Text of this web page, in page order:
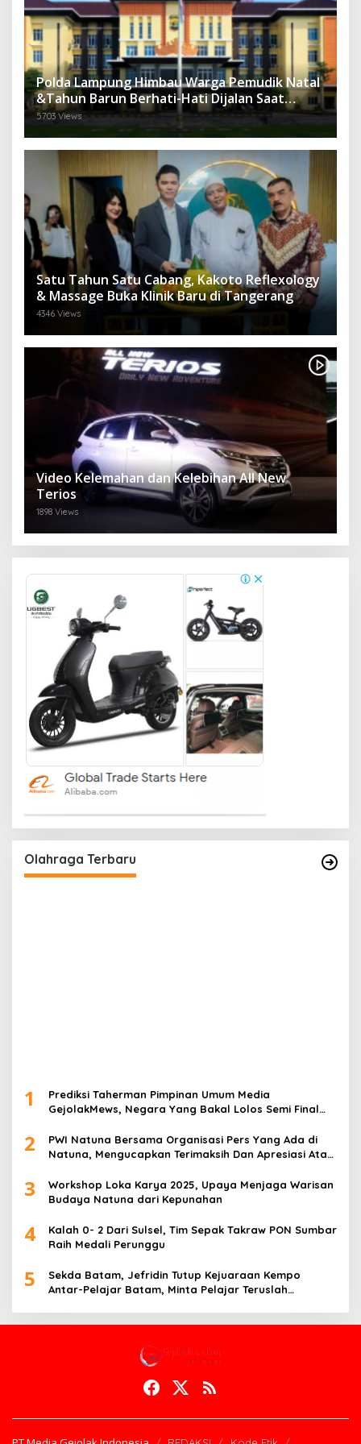
Polda Lampung Himbau Warga Pemudik Natal
&Tahun Barun Berhati-Hati Dijalan Saat
Melintas di -Titik Rawan Kecelakaan
5703 Views
Satu Tahun Satu Cabang, Kakoto Reflexology
& Massage Buka Klinik Baru di Tangerang
4346 Views
Video Kelemahan dan Kelebihan All New
Terios
1898 Views
Olahraga Terbaru
1
Prediksi Taherman Pimpinan Umum Media
GejolakMews, Negara Yang Bakal Lolos Semi Final
2
PWI Natuna Bersama Organisasi Pers Yang Ada di
Natuna, Mengucapkan Terimaksih Dan Apresiasi Atas
dan Insan Pers
3
Workshop Loka Karya 2025, Upaya Menjaga Warisan
Budaya Natuna dari Kepunahan
4
Kalah 0- 2 Dari Sulsel, Tim Sepak Takraw PON Sumbar
Raih Medali Perunggu
5
Sekda Batam, Jefridin Tutup Kejuaraan Kempo
Antar-Pelajar Batam, Minta Pelajar Teruslah